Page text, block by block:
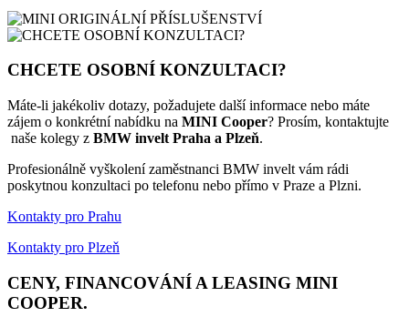
CHCETE OSOBNÍ KONZULTACI?
Máte-li jakékoliv dotazy, požadujete další informace nebo máte
zájem o konkrétní nabídku na MINI Cooper? Prosím, kontaktujte
naše kolegy z BMW invelt Praha a Plzeň.
Profesionálně vyškolení zaměstnanci BMW invelt vám rádi
poskytnou konzultaci po telefonu nebo přímo v Praze a Plzni.
Kontakty pro Prahu
Kontakty pro Plzeň
CENY, FINANCOVÁNÍ A LEASING MINI
COOPER.